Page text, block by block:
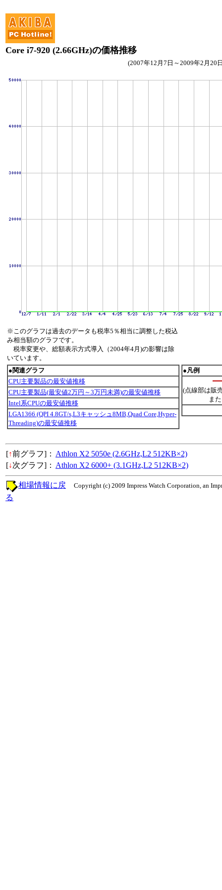
Core i7-920 (2.66GHz)の価格推移
(2007年12月7日～2009年2月20
※このグラフは過去のデータも税率5％相当に調整した税込
み相当額のグラフです。
税率変更や、総額表示方式導入（2004年4月)の影響は除
いています。
●関連グラフ
CPU主要製品の最安値推移
CPU主要製品(最安値2万円～3万円未満)の最安値推移
Intel系CPUの最安値推移
LGA1366 (QPI 4.8GT/s,L3キャッシュ8MB,Quad Core,Hyper-
Threading)の最安値推移
●凡例
(点線部は販
ま
[↑前グラフ]： Athlon X2 5050e (2.6GHz,L2 512KB×2)
[↓次グラフ]： Athlon X2 6000+ (3.1GHz,L2 512KB×2)
Copyright (c) 2009 Impress Watch Corporation, an
相場情報に戻
る